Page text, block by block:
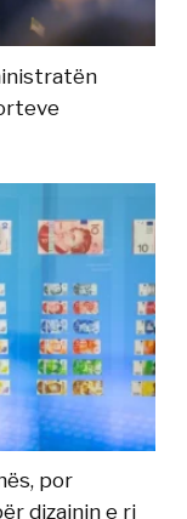
por
dizajnin e ri